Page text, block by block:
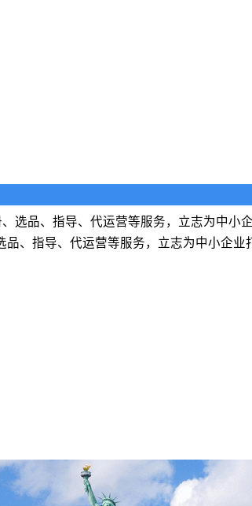
选品、指导、代运营等服务，立志为中小
、指导、代运营等服务，立志为中小企业